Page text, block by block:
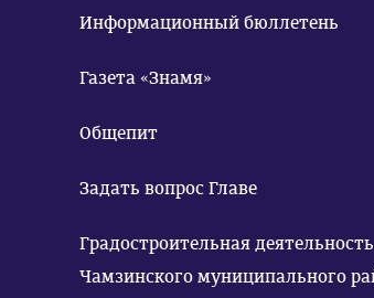
Информационный бюллетень
Газета «Знамя»
Общепит
Задать вопрос Главе
Градостроительная деятельность
Чамзинского муниципального